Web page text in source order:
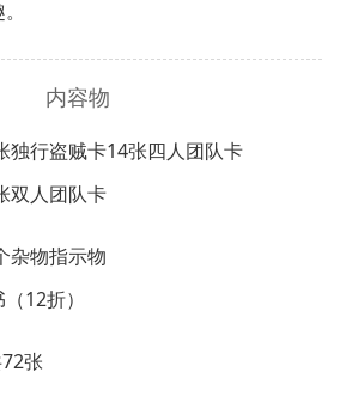
内容物
独行盗贼卡14张四人团队卡
双人团队卡
杂物指示物
12折）
张